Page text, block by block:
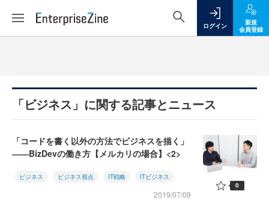
ログイン
新規
会員登録
「ビジネス」に関する記事とニュース
「コードを書く以外の方法でビジネスを描く」
――BizDevの働き方【メルカリの場合】<2>
ビジネス ビジネス視点 IT戦略 ITビジネス
2019/07/09
0